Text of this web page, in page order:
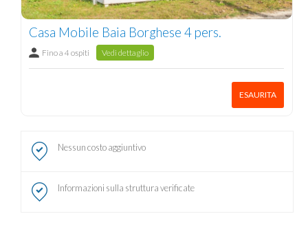
Casa Mobile Baia Borghese 4 pers.
Fino a 4 ospiti Vedi dettaglio
ESAURITA
Nessun costo aggiuntivo
Informazioni sulla struttura verificate